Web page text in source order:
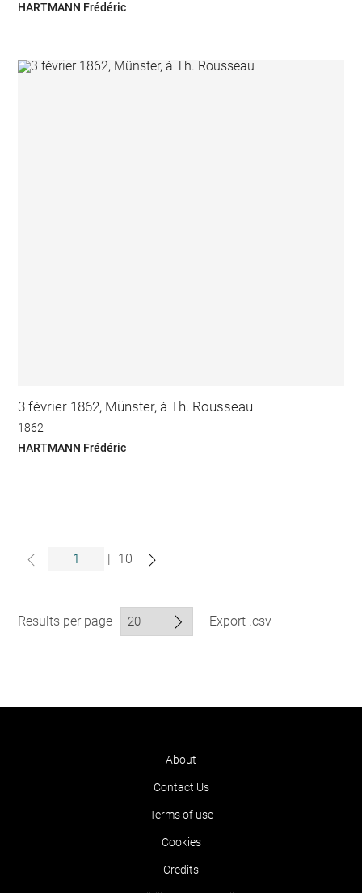
HARTMANN Frédéric
3 février 1862, Münster, à Th. Rousseau
1862
HARTMANN Frédéric
10
Results per page Export .csv
About
Contact Us
Terms of use
Cookies
Credits